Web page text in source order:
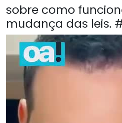
sobre como
mudança das leis.